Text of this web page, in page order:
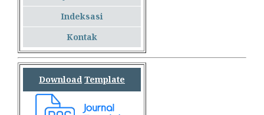
Indeksasi
Kontak
Download Template